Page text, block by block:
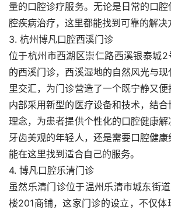
量的口腔诊疗服务。无论是日常的口
腔疾病治疗，这里都能找到可靠的解决
3. 杭州博凡口腔西溪门诊
位于杭州市西湖区崇仁路西溪银泰城
的西溪门诊，西溪湿地的自然风光与
里交汇，为门诊营造了一个既宁静又
内部采用新型的医疗设备和技术，结
理念，为患者提供个性化的口腔健康
牙齿美观的年轻人，还是需要口腔健
能在这里找到适合自己的服务。
4. 博凡口腔乐清门诊
虽然乐清门诊位于温州乐清市城东街
楼201商铺，这家门诊的设立，不仅